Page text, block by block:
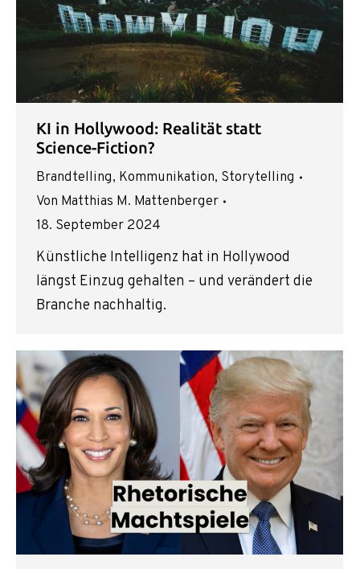
KI in Hollywood: Realität statt
Science-Fiction?
Brandtelling, Kommunikation, Storytelling
Von Matthias M. Mattenberger
18. September 2024
Künstliche Intelligenz hat in Hollywood
längst Einzug gehalten – und verändert die
Branche nachhaltig.